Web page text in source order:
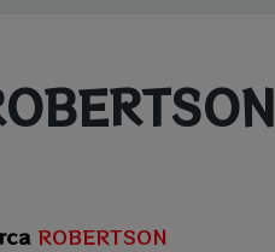
ROBERTSON